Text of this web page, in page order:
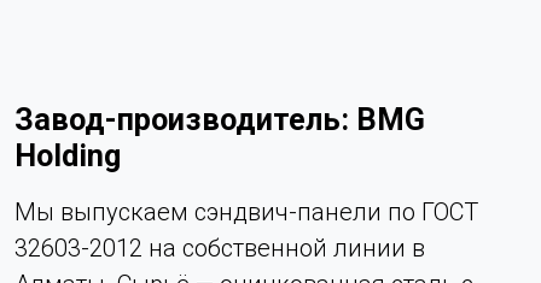
Завод-производитель: BMG
Holding
Мы выпускаем сэндвич-панели по ГОСТ
32603-2012 на собственной линии в